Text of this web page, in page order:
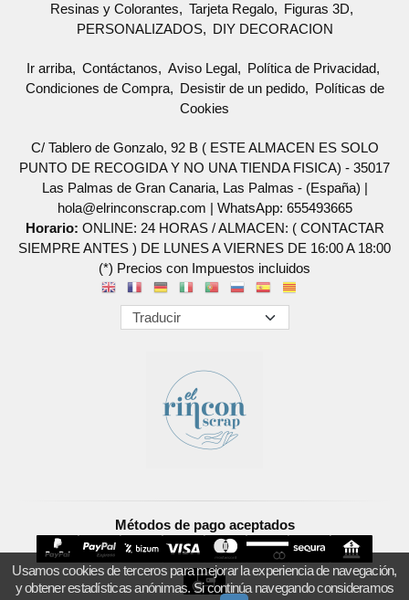
Resinas y Colorantes
Tarjeta Regalo
Figuras 3D
PERSONALIZADOS
DIY DECORACION
Ir arriba Contáctanos Aviso Legal
Política de Privacidad
Condiciones de Compra
Desistir de un pedido
Políticas de
Cookies
C/ Tablero de Gonzalo, 92 B ( ESTE ALMACEN ES SOLO
PUNTO DE RECOGIDA Y NO UNA TIENDA FISICA) - 35017
Las Palmas de Gran Canaria, Las Palmas - (España) |
hola@elrinconscrap.com | WhatsApp: 655493665
Horario: ONLINE: 24 HORAS / ALMACEN: ( CONTACTAR
SIEMPRE ANTES ) DE LUNES A VIERNES DE 16:00 A 18:00
(*) Precios con Impuestos incluidos
Métodos de pago aceptados
Usamos cookies de terceros para mejorar la experiencia de navegación,
y obtener estadísticas anónimas. Si continúa navegando consideramos